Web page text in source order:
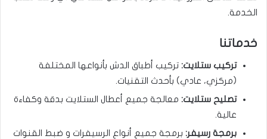
الخدمة.
خدماتنا
تركيب ستلايت: تركيب أطباق الدش بأنواعها المختلفة
(مركزي، عادي) بأحدث التقنيات.
تصليح ستلايت: معالجة جميع أعطال الستلايت بدقة وكفاءة
عالية.
برمجة رسيفر: برمجة جميع أنواع الرسيفرات و ضبط القنوات